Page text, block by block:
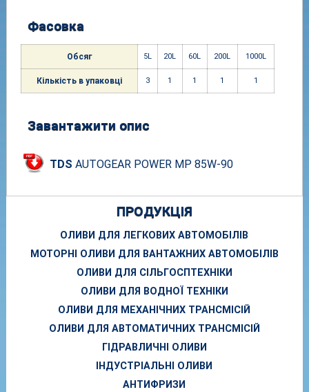
ПРОДУКЦІЯ
ОЛИВИ ДЛЯ ЛЕГКОВИХ АВТОМОБІЛІВ
МОТОРНІ ОЛИВИ ДЛЯ ВАНТАЖНИХ АВТОМОБІЛІВ
ОЛИВИ ДЛЯ СІЛЬГОСПТЕХНІКИ
ОЛИВИ ДЛЯ ВОДНОЇ ТЕХНІКИ
ОЛИВИ ДЛЯ МЕХАНІЧНИХ ТРАНСМІСІЙ
ОЛИВИ ДЛЯ АВТОМАТИЧНИХ ТРАНСМІСІЙ
ГІДРАВЛИЧНІ ОЛИВИ
ІНДУСТРІАЛЬНІ ОЛИВИ
АНТИФРИЗИ
Фасовка
Обсяг 5L 20L 60L 200L 1000L
Кількість в упаковці 3 1 1 1 1
Завантажити опис
TDS AUTOGEAR POWER MP 85W-90